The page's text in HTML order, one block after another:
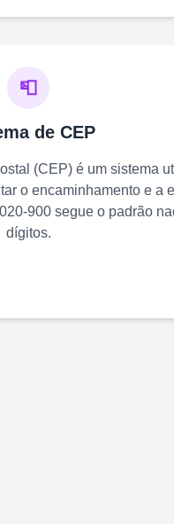
📮
de CEP
(CEP) é um sistema
o encaminhamento e a
900segue o padrão
dígitos.